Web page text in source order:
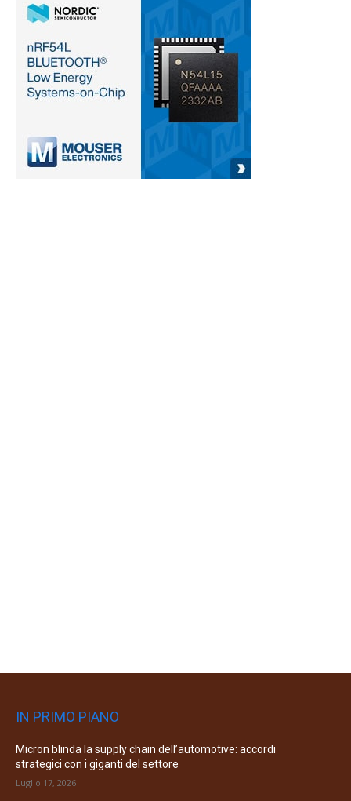
IN PRIMO PIANO
Micron blinda la supply chain dell’automotive: accordi
strategici con i giganti del settore
Luglio 17, 2026